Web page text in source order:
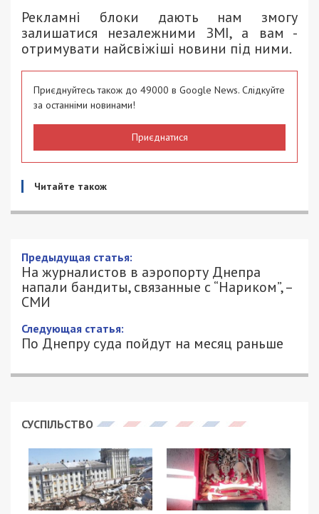
Рекламні блоки дають нам змогу
залишатися незалежними ЗМІ, а вам -
отримувати найсвіжіші новини під ними.
Приєднуйтесь також до 49000 в Google News. Слідкуйте
за останніми новинами!
Приєднатися
Читайте також
Предыдущая статья:
На журналистов в аэропорту Днепра
напали бандиты, связанные с “Нариком”, –
СМИ
Следующая статья:
По Днепру суда пойдут на месяц раньше
СУСПІЛЬСТВО